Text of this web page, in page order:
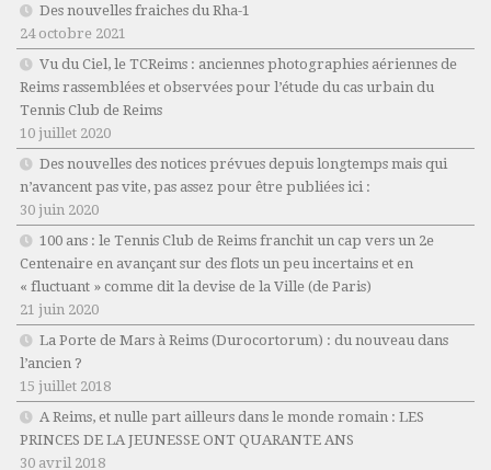
Des nouvelles fraiches du Rha-1
24 octobre 2021
Vu du Ciel, le TCReims : anciennes photographies aériennes de
Reims rassemblées et observées pour l’étude du cas urbain du
Tennis Club de Reims
10 juillet 2020
Des nouvelles des notices prévues depuis longtemps mais qui
n’avancent pas vite, pas assez pour être publiées ici :
30 juin 2020
100 ans : le Tennis Club de Reims franchit un cap vers un 2e
Centenaire en avançant sur des flots un peu incertains et en
« fluctuant » comme dit la devise de la Ville (de Paris)
21 juin 2020
La Porte de Mars à Reims (Durocortorum) : du nouveau dans
l’ancien ?
15 juillet 2018
A Reims, et nulle part ailleurs dans le monde romain : LES
PRINCES DE LA JEUNESSE ONT QUARANTE ANS
30 avril 2018